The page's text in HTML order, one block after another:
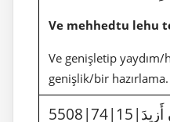
Ve mehhedtu lehu
Ve genişletip yaydım/
genişlik/bir hazırlama.
أَزِيدَ